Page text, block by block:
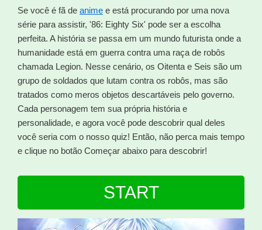
Se você é fã de anime e está procurando por uma nova
série para assistir, '86: Eighty Six' pode ser a escolha
perfeita. A história se passa em um mundo futurista onde a
humanidade está em guerra contra uma raça de robôs
chamada Legion. Nesse cenário, os Oitenta e Seis são um
grupo de soldados que lutam contra os robôs, mas são
tratados como meros objetos descartáveis pelo governo.
Cada personagem tem sua própria história e
personalidade, e agora você pode descobrir qual deles
você seria com o nosso quiz! Então, não perca mais tempo
e clique no botão Começar abaixo para descobrir!
START